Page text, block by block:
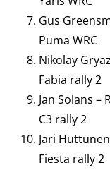
Gus
Puma WRC
Nikolay
Fabia rally 2
Jan
C3 rally 2
Jari
Fiesta rally 2